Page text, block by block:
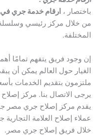
باختصار ، ارقام خدمة جري في
من خلال مركز رئيسي
المختلفة.
ملتزمون بتقديم الخدمات
يرجى الاتصال بنا. مركز
يقدم مركز إصلاح جري مصر
عملاء إصلاح العلامة
خلال فريق إصلاح جري مصر.